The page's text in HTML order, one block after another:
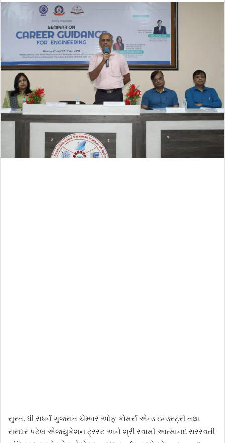
સુરત. ધી સધર્ન ગુજરાત ચેમ્બર ઓફ કોમર્સ એન્ડ ઇન્ડસ્ટ્રી તથા
સરદાર પટેલ એજ્યુકેશન ટ્રસ્ટ અને શ્રી સ્વામી આત્માનંદ સરસ્વતી